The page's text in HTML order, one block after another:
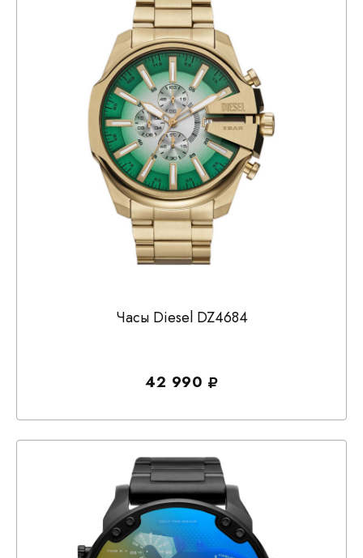
Часы Diesel DZ4684
42 990